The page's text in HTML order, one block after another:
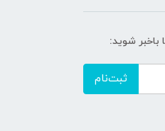
باخبر شوید:
ثبت‌نام